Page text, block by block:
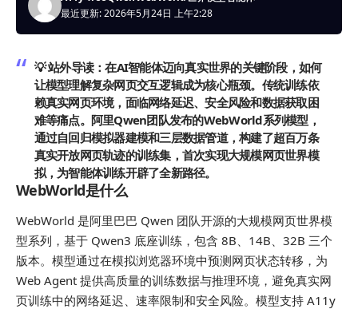
最近更新: 2026年5月24日 上午2:28
💡 站外导读：在AI智能体迈向真实世界的关键阶段，如何
让模型理解复杂网页交互逻辑成为核心瓶颈。传统训练依
赖真实网页环境，面临网络延迟、安全风险和数据获取困
难等痛点。阿里Qwen团队发布的WebWorld系列模型，
通过自回归模拟器建模和三层数据管道，构建了超百万条
真实开放网页轨迹的训练集，首次实现大规模网页世界模
拟，为智能体训练开辟了全新路径。
WebWorld是什么
WebWorld 是阿里巴巴 Qwen 团队开源的大规模网页世界模
型系列，基于 Qwen3 底座训练，包含 8B、14B、32B 三个
版本。模型通过在模拟浏览器环境中预测网页状态转移，为
Web Agent 提供高质量的训练数据与推理环境，避免真实网
页训练中的网络延迟、速率限制和安全风险。模型支持 A11y